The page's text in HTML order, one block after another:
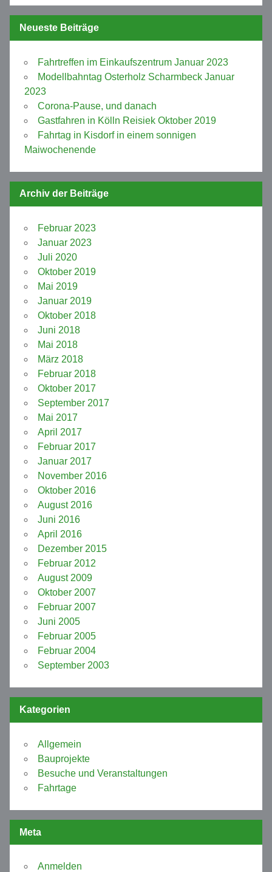
Neueste Beiträge
Fahrtreffen im Einkaufszentrum Januar 2023
Modellbahntag Osterholz Scharmbeck Januar
2023
Corona-Pause, und danach
Gastfahren in Kölln Reisiek Oktober 2019
Fahrtag in Kisdorf in einem sonnigen
Maiwochenende
Archiv der Beiträge
Februar 2023
Januar 2023
Juli 2020
Oktober 2019
Mai 2019
Januar 2019
Oktober 2018
Juni 2018
Mai 2018
März 2018
Februar 2018
Oktober 2017
September 2017
Mai 2017
April 2017
Februar 2017
Januar 2017
November 2016
Oktober 2016
August 2016
Juni 2016
April 2016
Dezember 2015
Februar 2012
August 2009
Oktober 2007
Februar 2007
Juni 2005
Februar 2005
Februar 2004
September 2003
Kategorien
Allgemein
Bauprojekte
Besuche und Veranstaltungen
Fahrtage
Meta
Anmelden